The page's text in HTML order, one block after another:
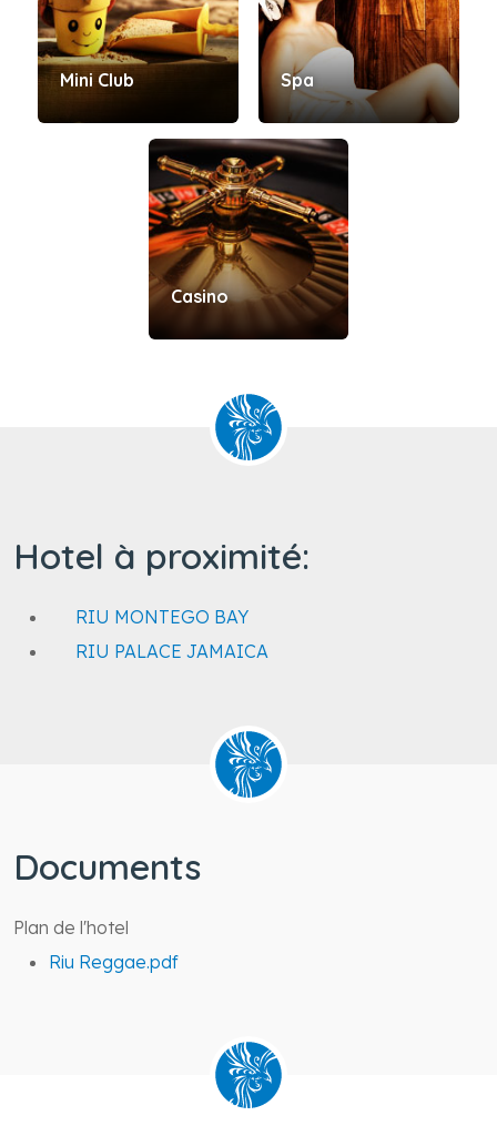
Mini Club Spa
Casino
Hotel à proximité:
RIU MONTEGO BAY
RIU PALACE JAMAICA
Documents
Plan de l'hotel
Riu Reggae.pdf